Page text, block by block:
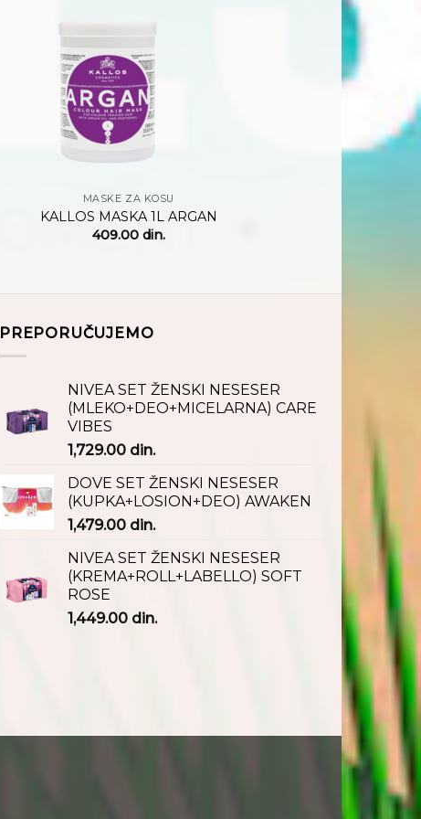
MASKE ZA KOSU
KALLOS MASKA 1L ARGAN
409.00 din.
PREPORUČUJEMO
NIVEA SET ŽENSKI NESESER
(MLEKO+DEO+MICELARNA) CARE
VIBES
1,729.00 din.
DOVE SET ŽENSKI NESESER
(KUPKA+LOSION+DEO) AWAKEN
1,479.00 din.
NIVEA SET ŽENSKI NESESER
(KREMA+ROLL+LABELLO) SOFT
ROSE
1,449.00 din.